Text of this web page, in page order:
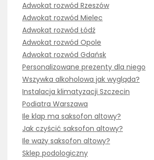
Adwokat rozwód Rzeszów
Adwokat rozwód Mielec
Adwokat rozwód Łódź
Adwokat rozwód Opole
Adwokat rozwód Gdańsk
Personalizowane prezenty dla niego
Wszywka alkoholowa jak wygląda?
Instalacja klimatyzacji Szczecin
Podiatra Warszawa
Ile klap ma saksofon altowy?
Jak czyścić saksofon altowy?
Ile waży saksofon altowy?
Sklep podologiczny